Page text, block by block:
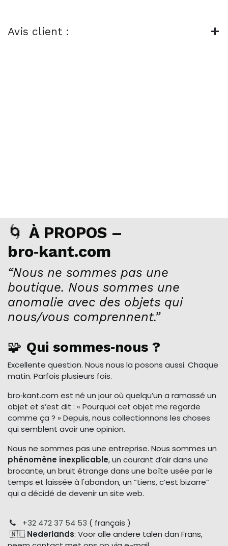
Avis client :
🌀 À PROPOS –
bro‑kant.com
“Nous ne sommes pas une
boutique. Nous sommes une
anomalie avec des objets qui
nous/vous comprennent.”
🧩 Qui sommes‑nous ?
Excellente question. Nous nous la posons aussi. Chaque
matin. Parfois plusieurs fois.
bro‑kant.com est né un jour où quelqu’un a ramassé un
objet et s’est dit : « Pourquoi cet objet me regarde
comme ça ? » Depuis, nous collectionnons les choses
qui semblent avoir une opinion.
Nous ne sommes pas une entreprise. Nous sommes un
phénomène inexplicable, un courant d’air dans une
brocante, un bruit étrange dans une boîte usée par le
temps et laissée à l'abandon, un “tiens, c’est bizarre”
qui a décidé de devenir un site web.
+32 472 37 54 53 ( français )
🇳🇱 Nederlands: Voor alle andere talen dan Frans,